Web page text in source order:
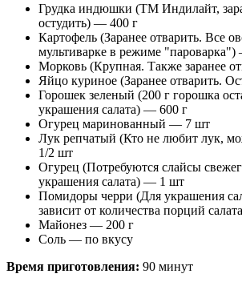
Грудка индюшки (ТМ Индилайт,
остудить) — 400 г
Картофель (Заранее отварить. Все
мультиварке в режиме
Морковь (Крупная. Также заранее
Яйцо куриное (Заранее отварить.
Горошек зеленый (200 г горошка
украшения салата) — 600 г
Огурец маринованный — 7 шт
Лук репчатый (Кто не любит лук,
1/2 шт
Огурец (Потребуются слайсы
украшения салата) — 1 шт
Помидоры черри (Для украшения
зависит от количества порций
Майонез — 200 г
Соль — по вкусу
Время приготовления: 90 минут